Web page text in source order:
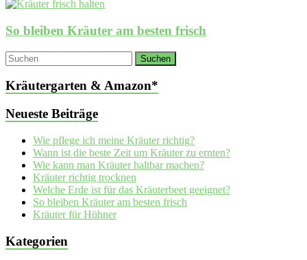
So bleiben Kräuter am besten frisch
Kräutergarten & Amazon*
Neueste Beiträge
Wie pflege ich meine Kräuter richtig?
Wann ist die beste Zeit um Kräuter zu ernten?
Wie kann man Kräuter haltbar machen?
Kräuter richtig trocknen
Welche Erde ist für das Kräuterbeet geeignet?
So bleiben Kräuter am besten frisch
Kräuter für Hühner
Kategorien